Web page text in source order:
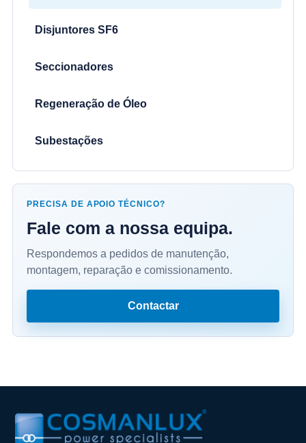
Disjuntores SF6
Seccionadores
Regeneração de Óleo
Subestações
PRECISA DE APOIO TÉCNICO?
Fale com a nossa equipa.
Respondemos a pedidos de manutenção,
montagem, reparação e comissionamento.
Contactar